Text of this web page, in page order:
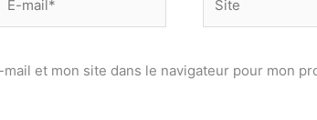
mail*
et mon site dans le navigateur pour mon